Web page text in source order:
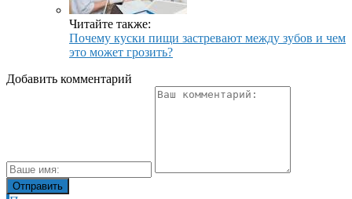
Читайте также:
Почему куски пищи застревают между зубов и чем
это может грозить?
Добавить комментарий